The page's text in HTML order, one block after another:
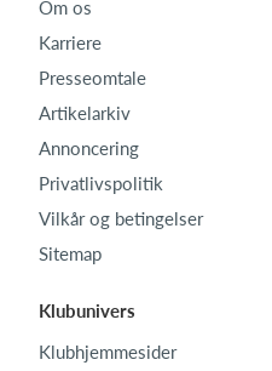
Om os
Karriere
Presseomtale
Artikelarkiv
Annoncering
Privatlivspolitik
Vilkår og betingelser
Sitemap
Klubunivers
Klubhjemmesider